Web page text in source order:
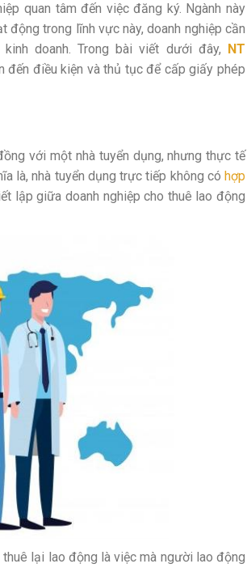
quan tâm đến việc đăng ký. Ngành này
động trong lĩnh vực này, doanh nghiệp cần
doanh. Trong bài viết dưới đây, NT
đến điều kiện và thủ tục để cấp giấy phép
với một nhà tuyển dụng, nhưng thực tế
là, nhà tuyển dụng trực tiếp không có hợp
lập giữa doanh nghiệp cho thuê lao động
lại lao động là việc mà người lao động